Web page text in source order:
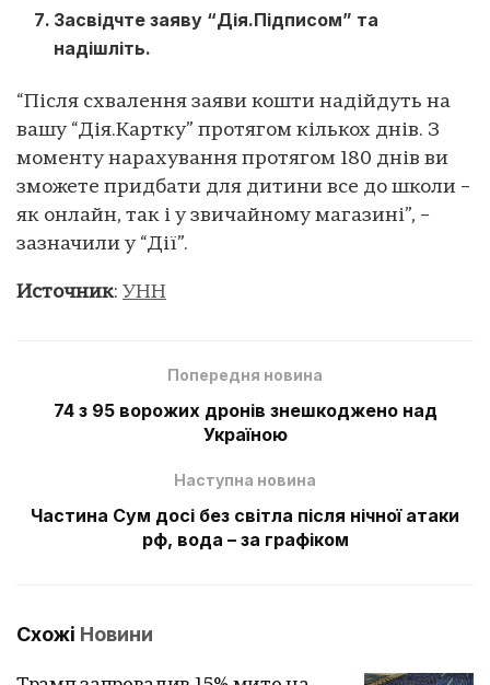
Засвідчте заяву “Дія.Підписом” та
надішліть.
“Після схвалення заяви кошти надійдуть на
вашу “Дія.Картку” протягом кількох днів. З
моменту нарахування протягом 180 днів ви
зможете придбати для дитини все до школи –
як онлайн, так і у звичайному магазині”, –
зазначили у “Дії”.
Источник: УНН
Попередня новина
74 з 95 ворожих дронів знешкоджено над
Україною
Наступна новина
Частина Сум досі без світла після нічної атаки
рф, вода – за графіком
Схожі Новини